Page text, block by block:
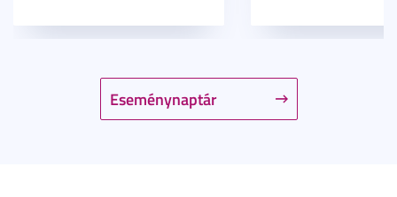
Eseménynaptár